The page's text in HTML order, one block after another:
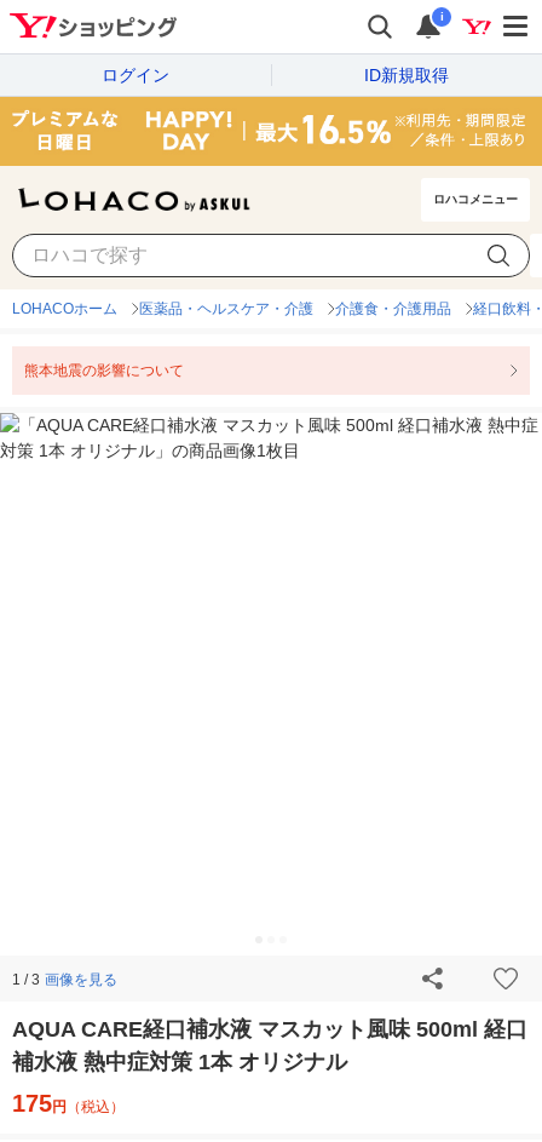
i
ログイン ID新規取得
ロハコメニュー
LOHACOホーム 医薬品・ヘルスケア・介護 介護食・介護用品 経口飲料
熊本地震の影響について
1 / 3 画像を見る
AQUA CARE経口補水液 マスカット風味 500ml 経口
補水液 熱中症対策 1本 オリジナル
175円 （税込）